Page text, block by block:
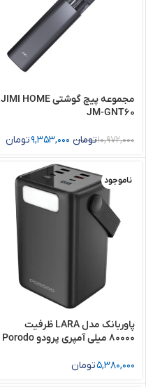
مجموعه پیچ گوشتی JIMI HOME
JM-GNT60
10,972,000تومان 9,353,000تومان
ناموجود
پاوربانک مدل LARA ظرفیت
80000 میلی آمپری پرودو Porodo
5,380,000تومان